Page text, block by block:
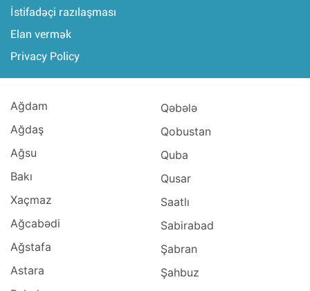
İstifadəçi razılaşması
Elan vermək
Privacy Policy
Ağdam
Ağdaş
Ağsu
Bakı
Xaçmaz
Ağcabədi
Ağstafa
Astara
Qəbələ
Qobustan
Quba
Qusar
Saatlı
Sabirabad
Şabran
Şahbuz